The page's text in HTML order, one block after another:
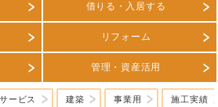
借りる・入居する
リフォーム
管理・資産活用
サービス 建築 事業用 施工実績